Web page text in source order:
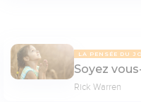
LA PENSÉE DU
Soyez
Rick Warren